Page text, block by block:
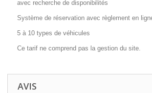
avec recherche de disponibilités
Système de réservation avec règlement en
5 à 10 types de véhicules
Ce tarif ne comprend pas la gestion du site.
AVIS